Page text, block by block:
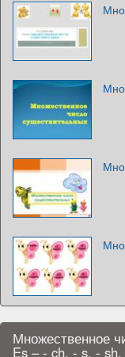
Множественное
Es – - ch, - s, -